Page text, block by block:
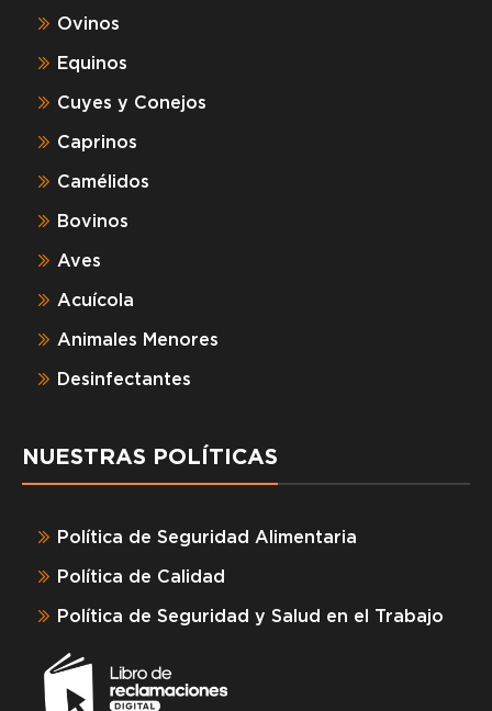
Ovinos
Equinos
Cuyes y Conejos
Caprinos
Camélidos
Bovinos
Aves
Acuícola
Animales Menores
Desinfectantes
NUESTRAS POLÍTICAS
Política de Seguridad Alimentaria
Política de Calidad
Política de Seguridad y Salud en el Trabajo